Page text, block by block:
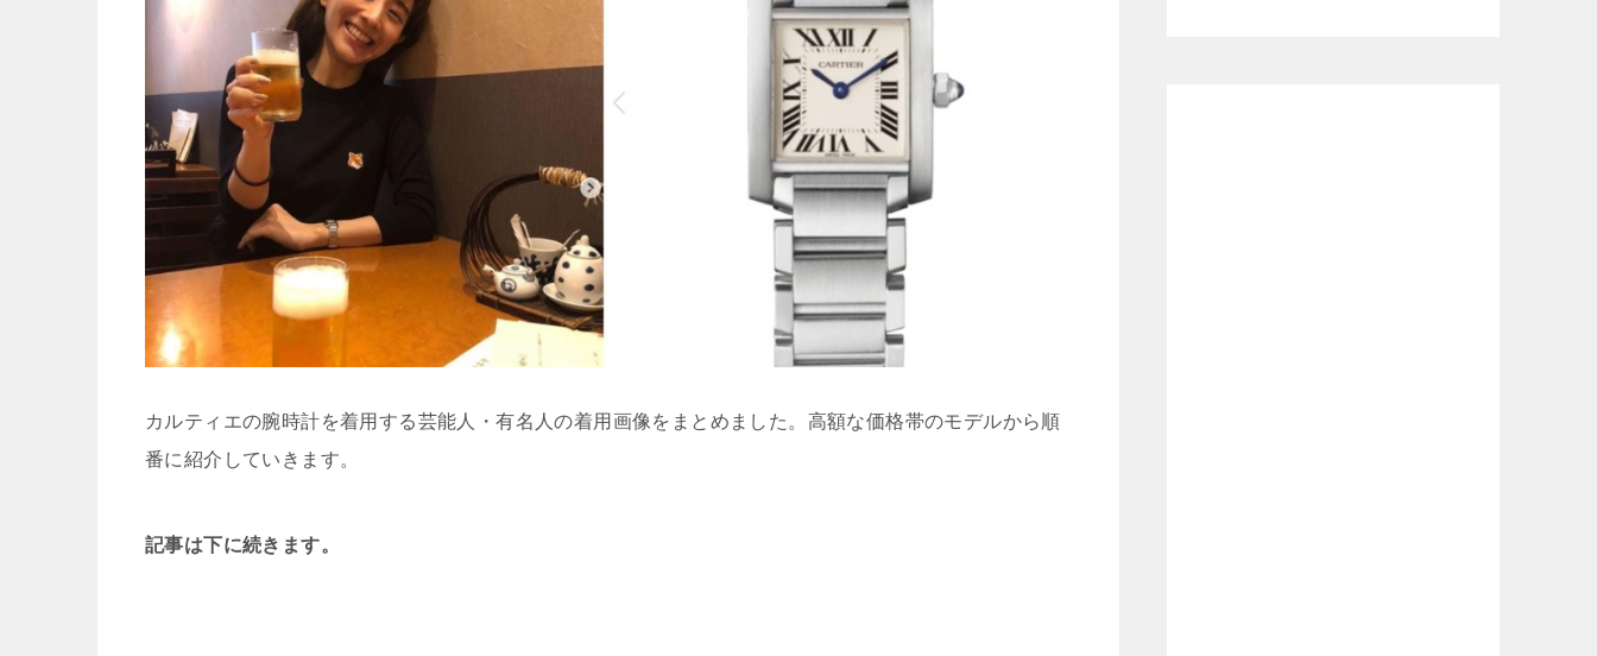
カルティエの腕時計を着用する芸能人・有名人の着用画像をまとめました。高額な価格帯のモデルから順
番に紹介していきます。
記事は下に続きます。